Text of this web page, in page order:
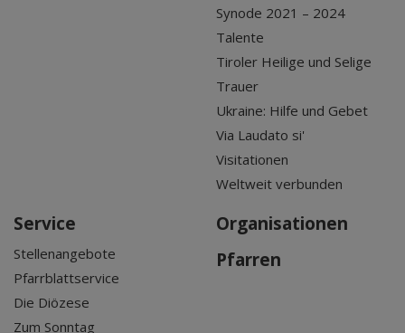
Synode 2021 – 2024
Talente
Tiroler Heilige und Selige
Trauer
Ukraine: Hilfe und Gebet
Via Laudato si'
Visitationen
Weltweit verbunden
Service
Stellenangebote
Pfarrblattservice
Die Diözese
Zum Sonntag
Organisationen
Pfarren